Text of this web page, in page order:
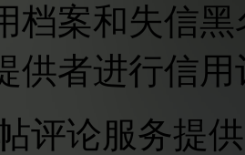
档案和失信
供者进行信用
评论服务提